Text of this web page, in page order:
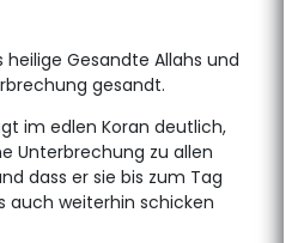
heilige Gesandte Allahs und
gesandt.
im edlen Koran deutlich,
Unterbrechung zu allen
dass er sie bis zum Tag
auch weiterhin schicken